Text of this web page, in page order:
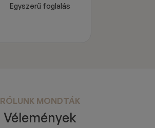
Egyszerű foglalás
RÓLUNK MONDTÁK
Vélemények